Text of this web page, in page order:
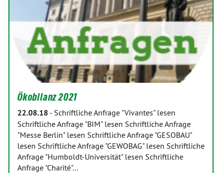
Ökobilanz 2021
22.08.18 - Schriftliche Anfrage "Vivantes" lesen
Schriftliche Anfrage "BIM" lesen Schriftliche Anfrage
"Messe Berlin" lesen Schriftliche Anfrage "GESOBAU"
lesen Schriftliche Anfrage "GEWOBAG" lesen Schriftliche
Anfrage "Humboldt-Universität" lesen Schriftliche
Anfrage "Charité"…